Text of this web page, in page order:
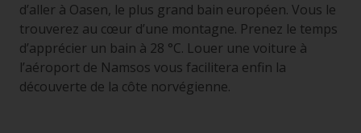
d’aller à Oasen, le plus grand bain européen. Vous le
trouverez au cœur d’une montagne. Prenez le temps
d’apprécier un bain à 28 °C. Louer une voiture à
l’aéroport de Namsos vous facilitera enfin la
découverte de la côte norvégienne.